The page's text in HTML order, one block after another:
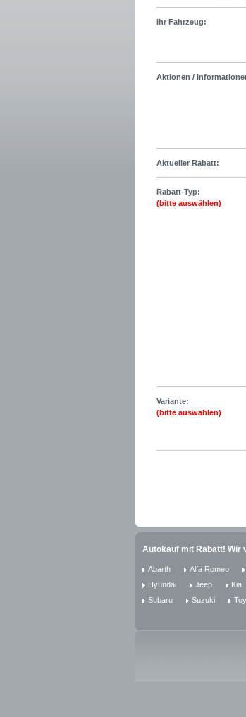
Ihr Fahrzeug:
Aktionen /
Aktueller Rabatt:
Rabatt-Typ:
(bitte auswählen)
Variante:
(bitte auswählen)
Autokauf mit Rabatt! Wir
Abarth Alfa Romeo
Hyundai
Jeep Kia
Subaru
Suzuki